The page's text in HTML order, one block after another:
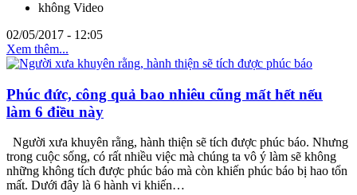
không Video
02/05/2017 - 12:05
Xem thêm...
Phúc đức, công quả bao nhiêu cũng mất hết nếu
làm 6 điều này
Người xưa khuyên rằng, hành thiện sẽ tích được phúc báo. Nhưng
trong cuộc sống, có rất nhiều việc mà chúng ta vô ý làm sẽ không
những không tích được phúc báo mà còn khiến phúc báo bị hao tổn
mất. Dưới đây là 6 hành vi khiến…